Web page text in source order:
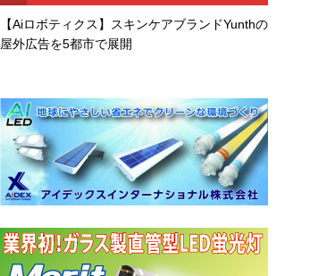
【Aiロボティクス】スキンケアブランドYunthの
屋外広告を5都市で展開